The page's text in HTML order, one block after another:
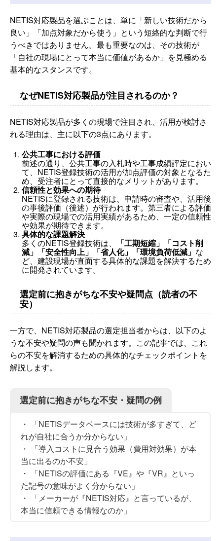
NETIS対応製品を選ぶことは、単に「新しい技術だから
良い」「加点対象だから使う」という短絡的な判断で行
うべきではありません。最も重要なのは、その技術が
「自社の現場にとって本当に価値があるか」を見極める
基本的なスタンスです。
なぜNETIS対応製品が注目されるのか？
NETIS対応製品が多くの現場で注目され、活用が検討さ
れる理由は、主に以下の3点にあります。
公共工事における評価
前述の通り、公共工事の入札時や工事成績評定におい
て、NETIS登録技術の活用が加点評価の対象となるた
め、受注者にとって直接的なメリットがあります。
信頼性と効果への期待
NETISに登録される技術は、申請時の審査や、活用後
の事後評価（後述）が行われます。第三者による評価
や実際の現場での活用実績があるため、一定の信頼性
や効果が期待できます。
具体的な課題解決
多くのNETIS登録技術は、 「工期短縮」「コスト削
減」「安全性向上」「省人化」「環境負荷低減」 な
ど、建設現場が直面する具体的な課題を解決するため
に開発されています。
選定前に抱きがちな不安や疑問点（読者の不
安）
一方で、NETIS対応製品の選定担当者からは、以下のよ
うな不安や疑問の声も聞かれます。この記事では、これ
らの不安を解消するための具体的なチェックポイントを
解説します。
選定前に抱きがちな不安・疑問の例
・ 「NETISデータベースには技術が多すぎて、ど
れが自社に合うか分からない」
・ 「導入コストに見合う効果（費用対効果）が本
当に出るのか不安」
・ 「NETISの評価にある『VE』や『VR』といっ
た記号の意味がよく分からない」
・ 「メーカーが『NETIS対応』と言っているが、
本当に信頼できる情報なのか」